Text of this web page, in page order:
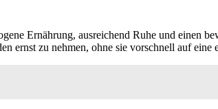
Ernährung, ausreichend Ruhe und einen
ernst zu nehmen, ohne sie vorschnell auf eine